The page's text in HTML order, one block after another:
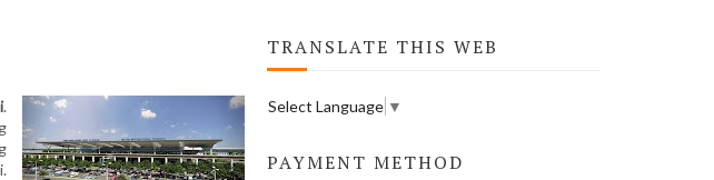
.
TRANSLATE THIS WEB
Select Language ▼
PAYMENT METHOD